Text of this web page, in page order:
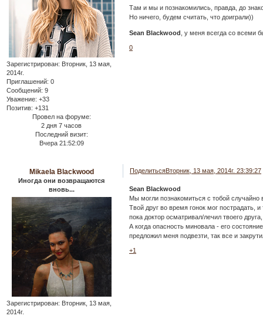
Зарегистрирован: Вторник, 13 мая,
2014г.
Приглашений: 0
Сообщений: 9
Уважение: +33
Позитив: +131
Провел на форуме:
2 дня 7 часов
Последний визит:
Вчера 21:52:09
Там и мы и познакомились, правда, до
Но ничего, будем считать, что доиграли))
Sean Blackwood , у меня всегда со всеми
0
ПоделитьсяВторник, 13 мая, 2014г. 23:39:27
Mikaela Blackwood
Иногда они возвращаются
вновь...
Зарегистрирован: Вторник, 13 мая,
2014г.
Sean Blackwood
Мы могли познакомиться с тобой
Твой друг во время гонок мог пострадать,
пока доктор осматривал/лечил твоего
А когда опасность миновала - его
предложил меня подвезти, так все и
+1